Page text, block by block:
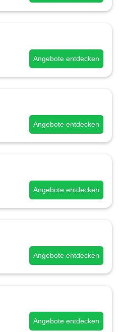
Angebote entdecken
Angebote entdecken
Angebote entdecken
Angebote entdecken
Angebote entdecken